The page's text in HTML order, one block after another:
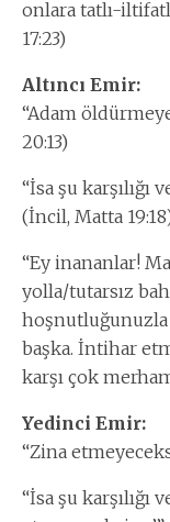
onlara tatlı-
17:23)
Altıncı Emir:
“Adam
20:13)
“İsa şu karşılığı
(İncil, Matta
“Ey inananlar!
yolla/tutarsız
başka. İntihar
karşı çok
Yedinci Emir:
“Zina
“İsa şu karşılığı